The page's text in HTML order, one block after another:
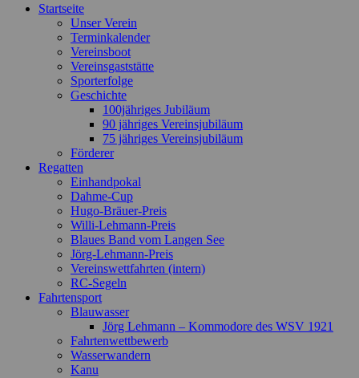
oben
Startseite
Unser Verein
Terminkalender
Vereinsboot
Vereinsgaststätte
Sporterfolge
Geschichte
100jähriges Jubiläum
90 jähriges Vereinsjubiläum
75 jähriges Vereinsjubiläum
Förderer
Regatten
Einhandpokal
Dahme-Cup
Hugo-Bräuer-Preis
Willi-Lehmann-Preis
Blaues Band vom Langen See
Jörg-Lehmann-Preis
Vereinswettfahrten (intern)
RC-Segeln
Fahrtensport
Blauwasser
Jörg Lehmann – Kommodore des WSV 1921
Fahrtenwettbewerb
Wasserwandern
Kanu